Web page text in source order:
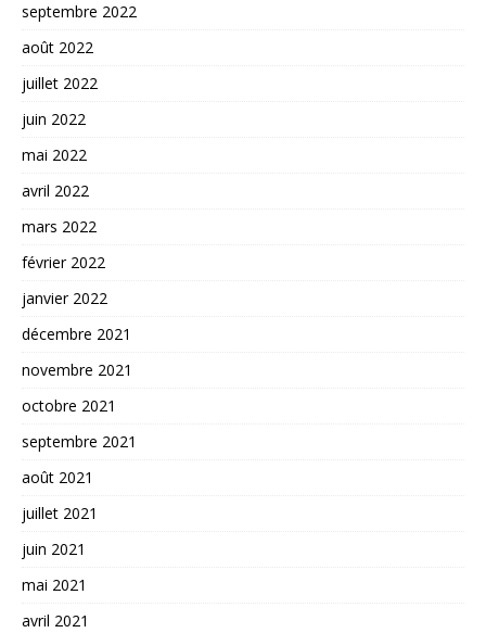
septembre 2022
août 2022
juillet 2022
juin 2022
mai 2022
avril 2022
mars 2022
février 2022
janvier 2022
décembre 2021
novembre 2021
octobre 2021
septembre 2021
août 2021
juillet 2021
juin 2021
mai 2021
avril 2021